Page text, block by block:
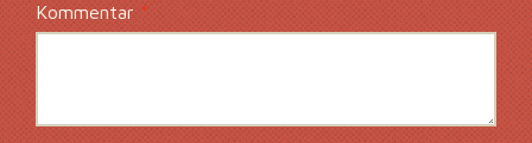
Kommentar*